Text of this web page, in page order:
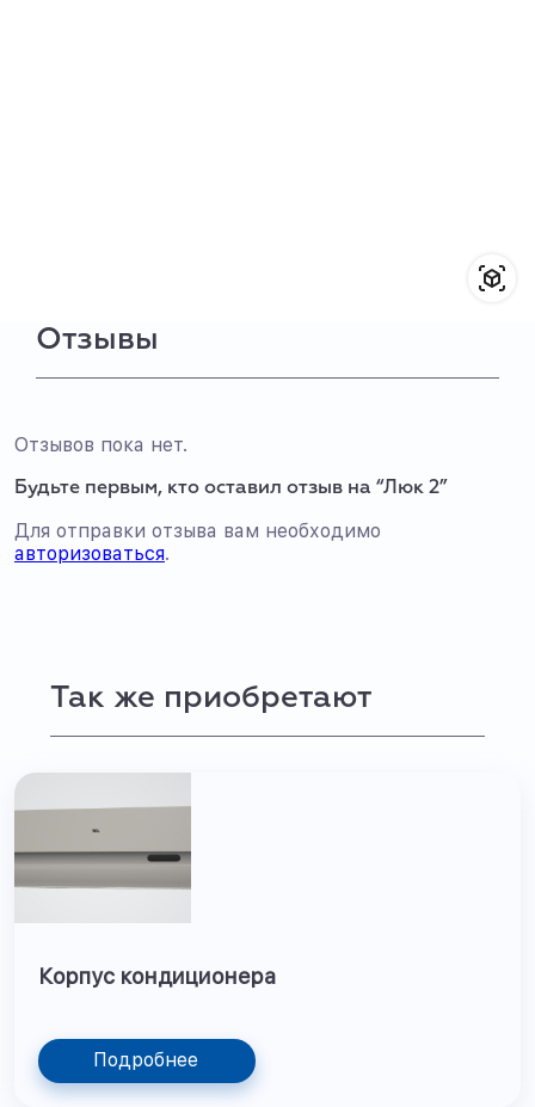
Отзывы
Отзывов пока нет.
Будьте первым, кто оставил отзыв на “Люк 2”
Для отправки отзыва вам необходимо
авторизоваться.
Так же приобретают
Корпус кондиционера
Подробнее